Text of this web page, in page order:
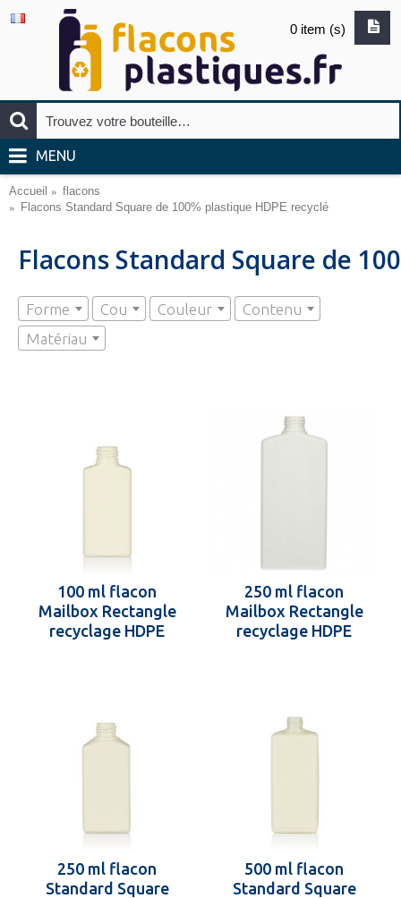
0 item (s)
MENU
Accueil
flacons
Flacons Standard Square de 100% plastique HDPE recyclé
Flacons Standard Square de
Forme Cou Couleur
Contenu
Matériau
100 ml flacon
Mailbox Rectangle
recyclage HDPE
250 ml flacon
Mailbox Rectangle
recyclage HDPE
250 ml flacon
Standard Square
500 ml flacon
Standard Square